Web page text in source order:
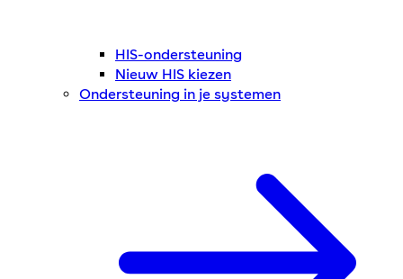
HIS-ondersteuning
Nieuw HIS kiezen
Ondersteuning in je systemen